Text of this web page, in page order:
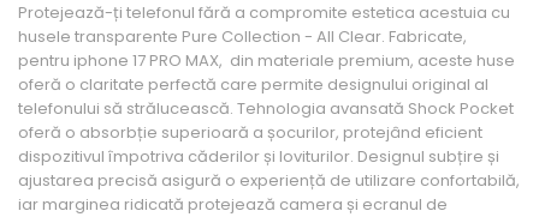
Protejează-ți telefonul fără a compromite estetica acestuia cu
husele transparente Pure Collection - All Clear. Fabricate,
pentru iphone 17 PRO MAX, din materiale premium, aceste huse
oferă o claritate perfectă care permite designului original al
telefonului să strălucească. Tehnologia avansată Shock Pocket
oferă o absorbție superioară a șocurilor, protejând eficient
dispozitivul împotriva căderilor și loviturilor. Designul subțire și
ajustarea precisă asigură o experiență de utilizare confortabilă,
iar marginea ridicată protejează camera și ecranul de